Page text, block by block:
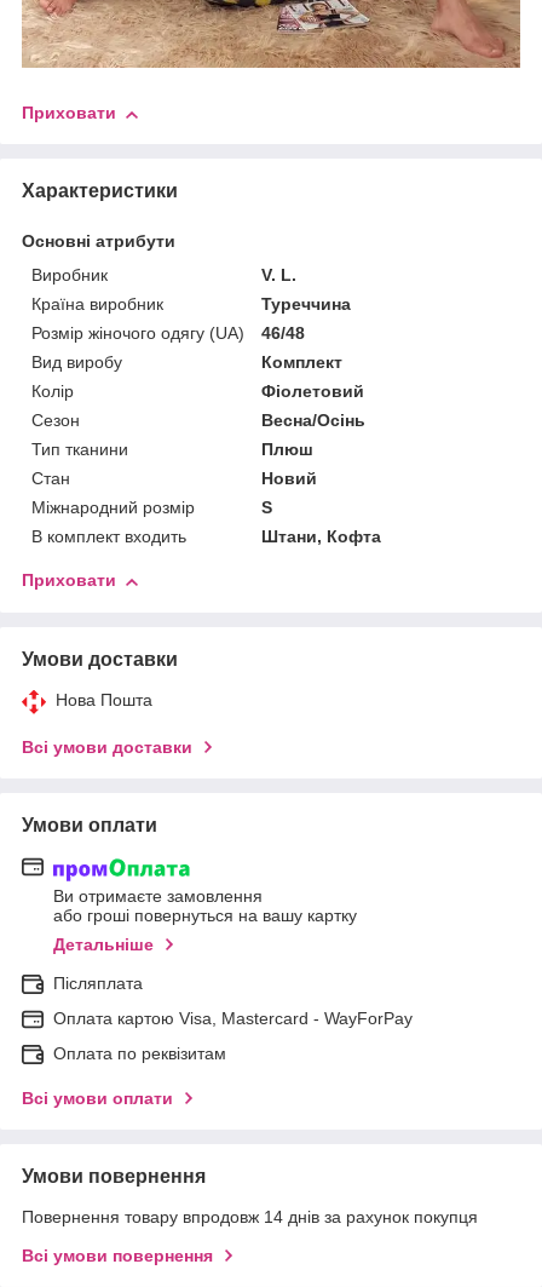
Приховати
Характеристики
Основні атрибути
Виробник
V. L.
Країна виробник
Туреччина
Розмір жіночого одягу (UA)
46/48
Вид виробу
Комплект
Колір
Фіолетовий
Сезон
Весна/Осінь
Тип тканини
Плюш
Стан
Новий
Міжнародний розмір
S
В комплект входить
Штани, Кофта
Приховати
Умови доставки
Нова Пошта
Всі умови доставки
Умови оплати
Ви отримаєте замовлення
або гроші повернуться на вашу картку
Детальніше
Післяплата
Оплата картою Visa, Mastercard - WayForPay
Оплата по реквізитам
Всі умови оплати
Умови повернення
Повернення товару впродовж 14 днів за рахунок покупця
Всі умови повернення